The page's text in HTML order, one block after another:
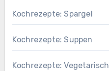
Kochrezepte: Spargel
Kochrezepte: Suppen
Kochrezepte: Vegetarisch